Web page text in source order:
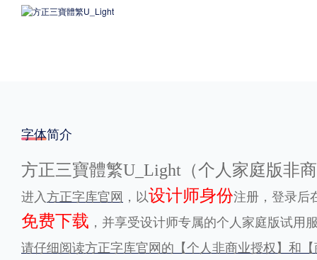
格式
.TTF .OTF
地区
字体简介
方正三寶體繁U_Light（个人家庭版非
进入 方正字库官网 ，以设计师身份注册，登录后
免费下载 ，并享受设计师专属的个人家庭版试用
请仔细阅读方正字库官网的【个人非商业授权】和